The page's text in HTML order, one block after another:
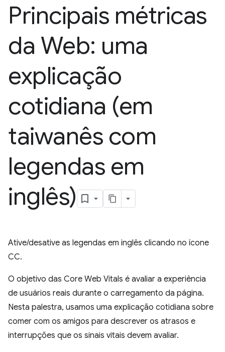
Principais métricas
da Web: uma
explicação
cotidiana (em
taiwanês com
legendas em
inglês)
Ative/desative as legendas em inglês clicando no ícone
CC.
O objetivo das Core Web Vitals é avaliar a experiência
de usuários reais durante o carregamento da página.
Nesta palestra, usamos uma explicação cotidiana sobre
comer com os amigos para descrever os atrasos e
interrupções que os sinais vitais devem avaliar.